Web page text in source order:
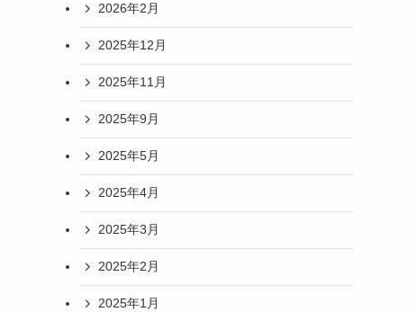
2026年2月
2025年12月
2025年11月
2025年9月
2025年5月
2025年4月
2025年3月
2025年2月
2025年1月